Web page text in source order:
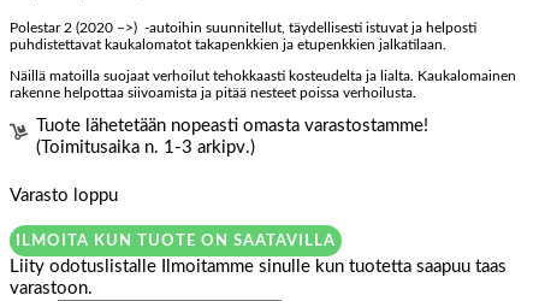
Polestar 2 (2020 –>) -autoihin suunnitellut, täydellisesti istuvat ja helposti
puhdistettavat kaukalomatot takapenkkien ja etupenkkien jalkatilaan.
Näillä matoilla suojaat verhoilut tehokkaasti kosteudelta ja lialta. Kaukalomainen
rakenne helpottaa siivoamista ja pitää nesteet poissa verhoilusta.
Tuote lähetetään nopeasti omasta varastostamme!
(Toimitusaika n. 1-3 arkipv.)
Varasto loppu
ILMOITA KUN TUOTE ON SAATAVILLA
Liity odotuslistalle
Ilmoitamme sinulle kun tuotetta saapuu taas
varastoon.